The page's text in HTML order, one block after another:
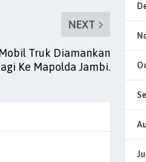
NEXT
Truk Diamankan
Ke Mapolda Jambi.